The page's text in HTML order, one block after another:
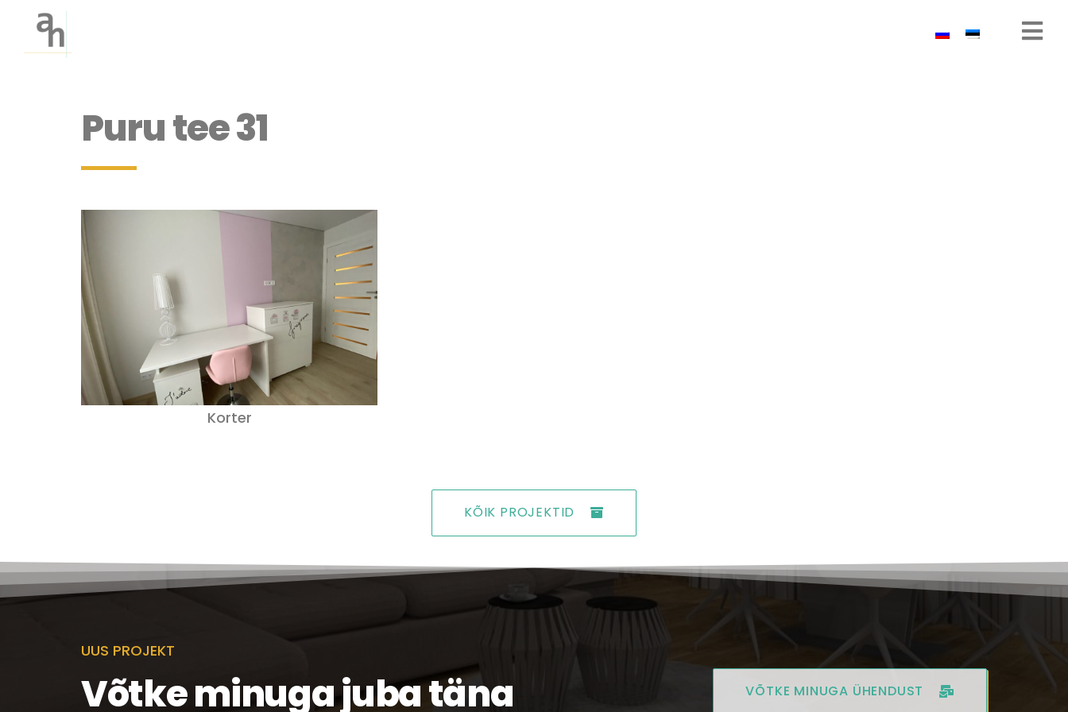
Puru tee 31
Korter
KÕIK PROJEKTID
UUS PROJEKT
Võtke minuga juba täna
VÕTKE MINUGA ÜHENDUST